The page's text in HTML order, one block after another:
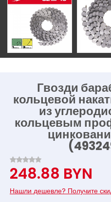
Гвозди
кольцевой
из
кольцевым
248.88 BYN
Нашли дешевле? Получите